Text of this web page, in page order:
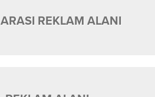
REKLAM ALANI